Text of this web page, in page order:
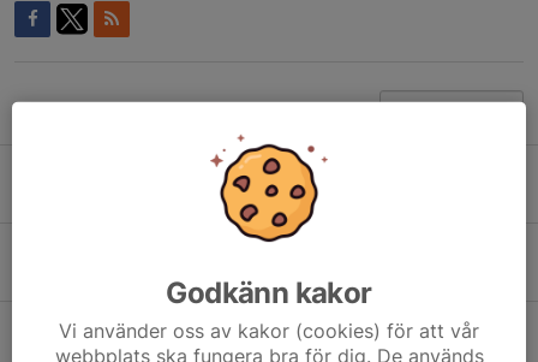
Tidigare nyheter
Familjedag 12 april
Ingen träning idag, 15/3
Träning idag
8 mar, 10:43 0
Godkänn kakor
Vi använder oss av kakor (cookies) för att vår
webbplats ska fungera bra för dig. De används